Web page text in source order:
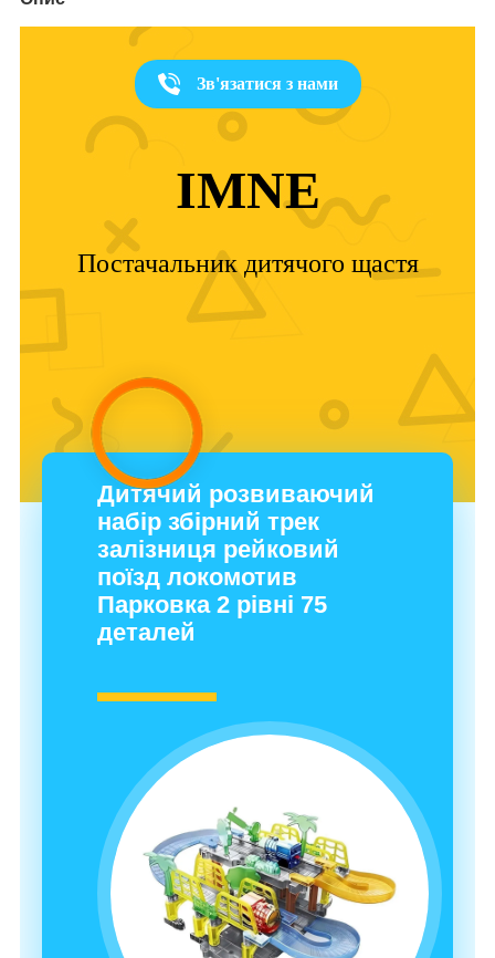
Зв'язатися з нами
IMNE
Постачальник дитячого щастя
Дитячий розвиваючий
набір збірний трек
залізниця рейковий
поїзд локомотив
Парковка 2 рівні 75
деталей